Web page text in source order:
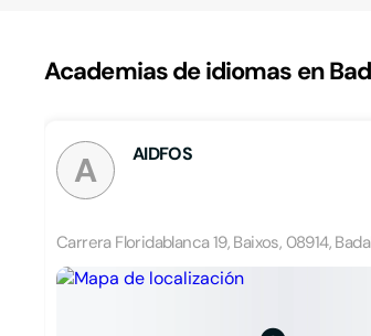
Academias de idiomas en
A AIDFOS
Carrera Floridablanca 19, Baixos, 08914,